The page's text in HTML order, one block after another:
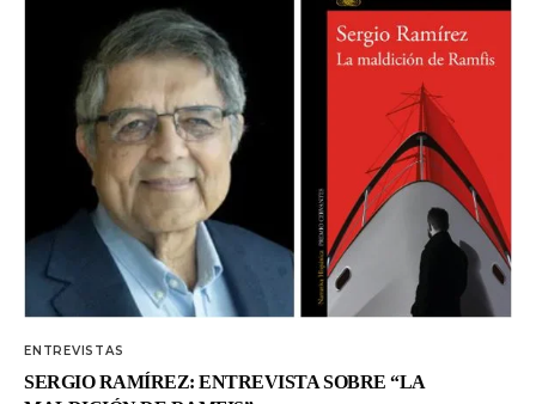
ENTREVISTAS
SERGIO RAMÍREZ: ENTREVISTA SOBRE “LA